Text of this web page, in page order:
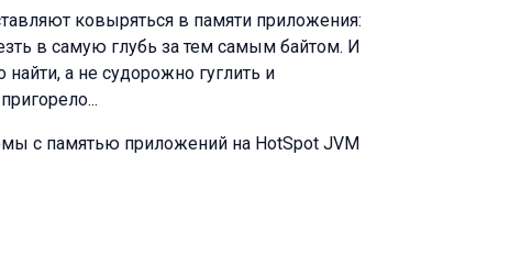
ковыряться в памяти приложения:
в самую глубь за тем самым байтом. И
а не судорожно гуглить и
с памятью приложений на HotSpot JVM